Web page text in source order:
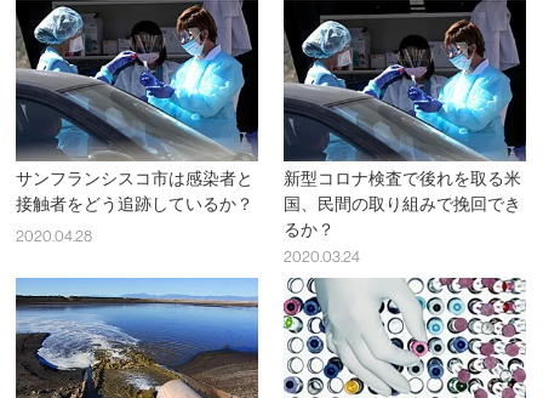
サンフランシスコ市は感染者と
接触者をどう追跡しているか？
2020.04.28
新型コロナ検査で後れを取る米
国、民間の取り組みで挽回でき
るか？
2020.03.24